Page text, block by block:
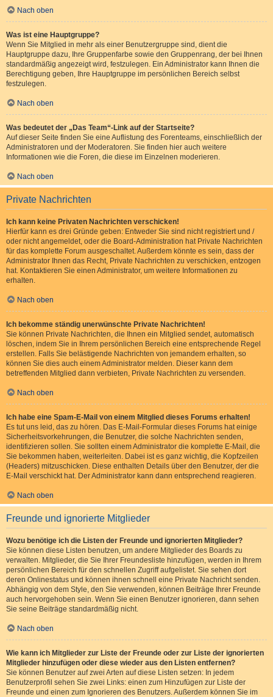
Nach oben
Was ist eine Hauptgruppe?
Wenn Sie Mitglied in mehr als einer Benutzergruppe sind, dient die
Hauptgruppe dazu, Ihre Gruppenfarbe sowie den Gruppenrang, der bei Ihnen
standardmäßig angezeigt wird, festzulegen. Ein Administrator kann Ihnen die
Berechtigung geben, Ihre Hauptgruppe im persönlichen Bereich selbst
festzulegen.
Nach oben
Was bedeutet der „Das Team“-Link auf der Startseite?
Auf dieser Seite finden Sie eine Auflistung des Forenteams, einschließlich der
Administratoren und der Moderatoren. Sie finden hier auch weitere
Informationen wie die Foren, die diese im Einzelnen moderieren.
Nach oben
Private Nachrichten
Ich kann keine Privaten Nachrichten verschicken!
Hierfür kann es drei Gründe geben: Entweder Sie sind nicht registriert und /
oder nicht angemeldet, oder die Board-Administration hat Private Nachrichten
für das komplette Forum ausgeschaltet. Außerdem könnte es sein, dass der
Administrator Ihnen das Recht, Private Nachrichten zu verschicken, entzogen
hat. Kontaktieren Sie einen Administrator, um weitere Informationen zu
erhalten.
Nach oben
Ich bekomme ständig unerwünschte Private Nachrichten!
Sie können Private Nachrichten, die Ihnen ein Mitglied sendet, automatisch
löschen, indem Sie in Ihrem persönlichen Bereich eine entsprechende Regel
erstellen. Falls Sie belästigende Nachrichten von jemandem erhalten, so
können Sie dies auch einem Administrator melden. Dieser kann dem
betreffenden Mitglied dann verbieten, Private Nachrichten zu versenden.
Nach oben
Ich habe eine Spam-E-Mail von einem Mitglied dieses Forums erhalten!
Es tut uns leid, das zu hören. Das E-Mail-Formular dieses Forums hat einige
Sicherheitsvorkehrungen, die Benutzer, die solche Nachrichten senden,
identifizieren sollen. Sie sollten einem Administrator die komplette E-Mail, die
Sie bekommen haben, weiterleiten. Dabei ist es ganz wichtig, die Kopfzeilen
(Headers) mitzuschicken. Diese enthalten Details über den Benutzer, der die
E-Mail verschickt hat. Der Administrator kann dann entsprechend reagieren.
Nach oben
Freunde und ignorierte Mitglieder
Wozu benötige ich die Listen der Freunde und ignorierten Mitglieder?
Sie können diese Listen benutzen, um andere Mitglieder des Boards zu
verwalten. Mitglieder, die Sie Ihrer Freundesliste hinzufügen, werden in Ihrem
persönlichen Bereich für den schnellen Zugriff aufgelistet. Sie sehen dort
deren Onlinestatus und können ihnen schnell eine Private Nachricht senden.
Abhängig von dem Style, den Sie verwenden, können Beiträge Ihrer Freunde
auch hervorgehoben sein. Wenn Sie einen Benutzer ignorieren, dann sehen
Sie seine Beiträge standardmäßig nicht.
Nach oben
Wie kann ich Mitglieder zur Liste der Freunde oder zur Liste der ignorierten
Mitglieder hinzufügen oder diese wieder aus den Listen entfernen?
Sie können Benutzer auf zwei Arten auf diese Listen setzen: In jedem
Benutzerprofil sehen Sie zwei Links: einen zum Hinzufügen zur Liste der
Freunde und einen zum Ignorieren des Benutzers. Außerdem können Sie im